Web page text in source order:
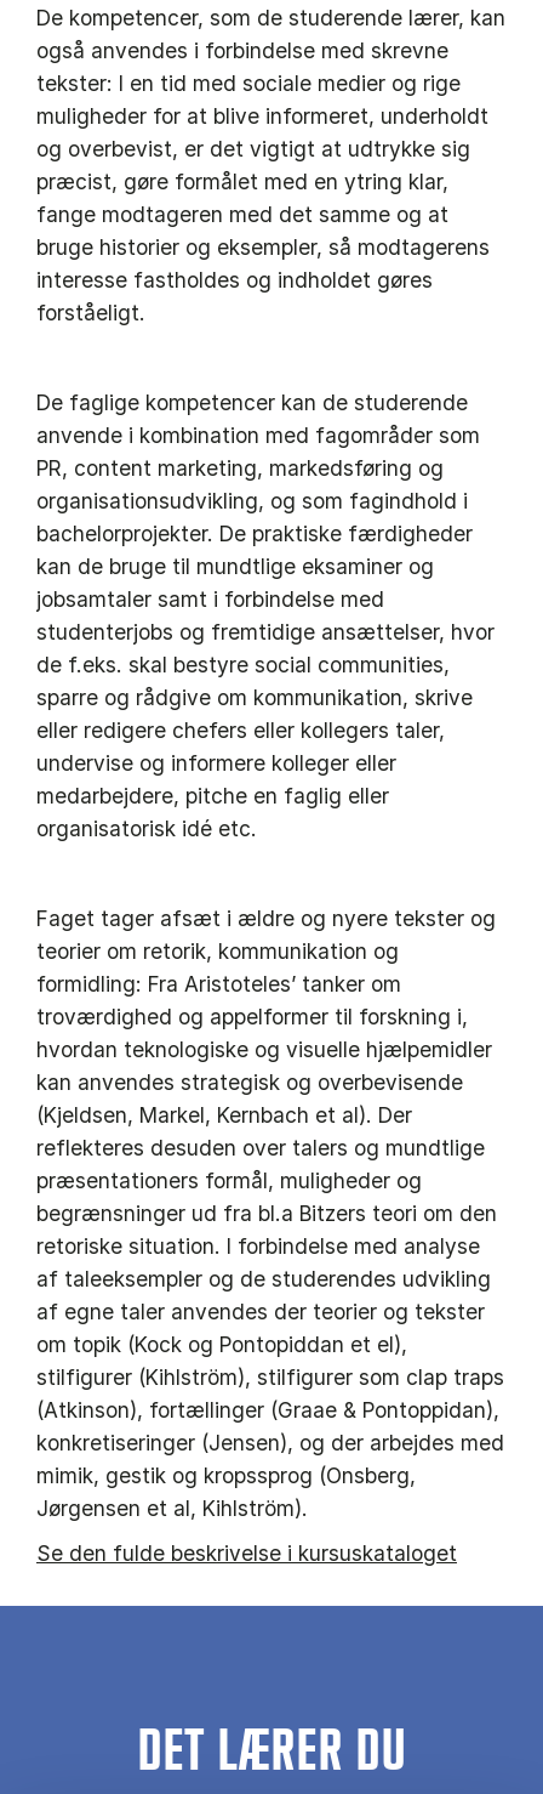
De kompetencer, som de studerende lærer, kan
også anvendes i forbindelse med skrevne
tekster: I en tid med sociale medier og rige
muligheder for at blive informeret, underholdt
og overbevist, er det vigtigt at udtrykke sig
præcist, gøre formålet med en ytring klar,
fange modtageren med det samme og at
bruge historier og eksempler, så modtagerens
interesse fastholdes og indholdet gøres
forståeligt.
De faglige kompetencer kan de studerende
anvende i kombination med fagområder som
PR, content marketing, markedsføring og
organisationsudvikling, og som fagindhold i
bachelorprojekter. De praktiske færdigheder
kan de bruge til mundtlige eksaminer og
jobsamtaler samt i forbindelse med
studenterjobs og fremtidige ansættelser, hvor
de f.eks. skal bestyre social communities,
sparre og rådgive om kommunikation, skrive
eller redigere chefers eller kollegers taler,
undervise og informere kolleger eller
medarbejdere, pitche en faglig eller
organisatorisk idé etc.
Faget tager afsæt i ældre og nyere tekster og
teorier om retorik, kommunikation og
formidling: Fra Aristoteles’ tanker om
troværdighed og appelformer til forskning i,
hvordan teknologiske og visuelle hjælpemidler
kan anvendes strategisk og overbevisende
(Kjeldsen, Markel, Kernbach et al). Der
reflekteres desuden over talers og mundtlige
præsentationers formål, muligheder og
begrænsninger ud fra bl.a Bitzers teori om den
retoriske situation. I forbindelse med analyse
af taleeksempler og de studerendes udvikling
af egne taler anvendes der teorier og tekster
om topik (Kock og Pontopiddan et el),
stilfigurer (Kihlström), stilfigurer som clap traps
(Atkinson), fortællinger (Graae & Pontoppidan),
konkretiseringer (Jensen), og der arbejdes med
mimik, gestik og kropssprog (Onsberg,
Jørgensen et al, Kihlström).
Se den fulde beskrivelse i kursuskataloget
DET LÆRER DU